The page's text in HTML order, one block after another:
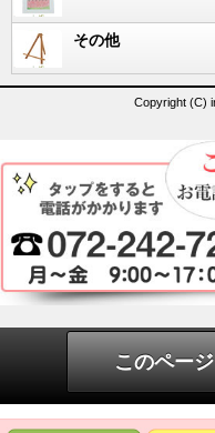
その他
Copyright (C)
このペー